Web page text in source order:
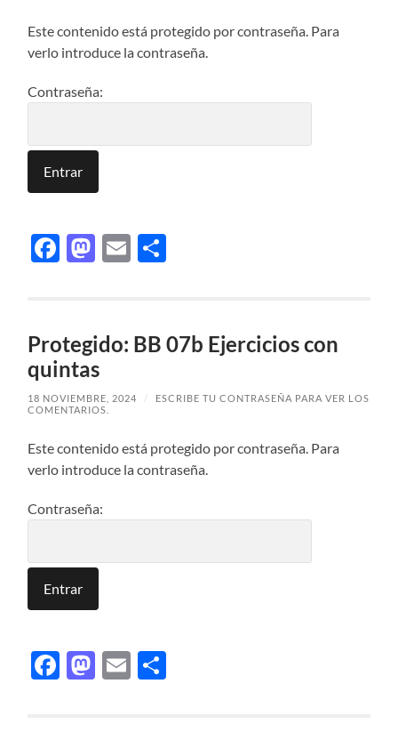
Este contenido está protegido por contraseña. Para
verlo introduce la contraseña.
Contraseña:
Facebook
Mastodon
Email
Protegido: BB 07b Ejercicios con
quintas
18 NOVIEMBRE, 2024 /
ESCRIBE TU CONTRASEÑA PARA VER LOS
COMENTARIOS.
Este contenido está protegido por contraseña. Para
verlo introduce la contraseña.
Contraseña:
Facebook
Mastodon
Email